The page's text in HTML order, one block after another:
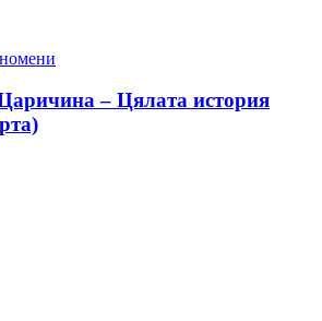
– Цялата история